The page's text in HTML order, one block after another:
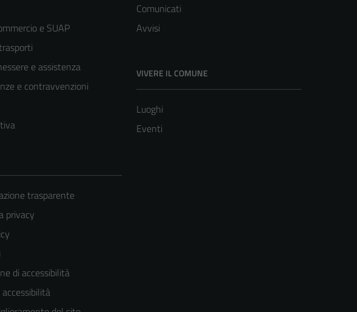
e SUAP
e assistenza
e contravvenzioni
Comunicati
Avvisi
VIVERE IL COMUNE
Luoghi
Eventi
trasparente
privacy
di accessibilità